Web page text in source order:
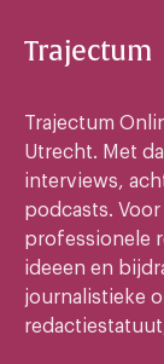
Trajectum
Trajectum
Utrecht. Met
interviews,
podcasts.
professionele
ideeen en
journalistieke